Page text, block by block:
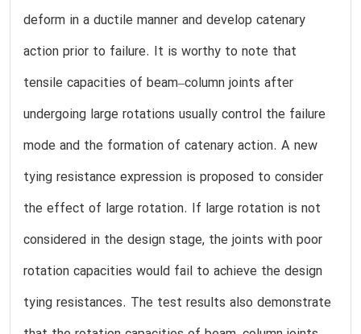
deform in a ductile manner and develop catenary
action prior to failure. It is worthy to note that
tensile capacities of beam–column joints after
undergoing large rotations usually control the failure
mode and the formation of catenary action. A new
tying resistance expression is proposed to consider
the effect of large rotation. If large rotation is not
considered in the design stage, the joints with poor
rotation capacities would fail to achieve the design
tying resistances. The test results also demonstrate